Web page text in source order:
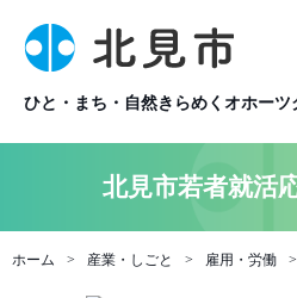
ひと・まち・自然きらめくオホーツ
北見市若者就活
ホーム 産業・しごと 雇用・労働